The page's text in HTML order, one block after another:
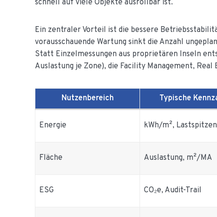
schnell auf viele Objekte ausrollbar ist.
Ein zentraler Vorteil ist die bessere
vorausschauende Wartung sinkt die Anzahl
Statt Einzelmessungen aus proprietären Inseln
Auslastung je Zone), die Facility Management,
Nutzenbereich Typische
Energie kWh/m², Lastspitzen
Fläche Auslastung, m²/MA
ESG CO₂e, Audit-Trail